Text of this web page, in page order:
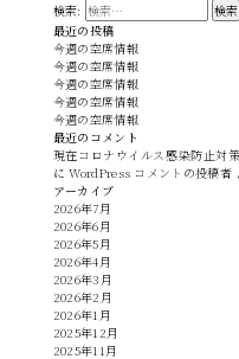
検索:
最近の投稿
今週の空席情報
今週の空席情報
今週の空席情報
今週の空席情報
今週の空席情報
最近のコメント
現在コロナウイルス感染防止対
にWordPress コメントの投稿者
アーカイブ
2026年7月
2026年6月
2026年5月
2026年4月
2026年3月
2026年2月
2026年1月
2025年12月
2025年11月